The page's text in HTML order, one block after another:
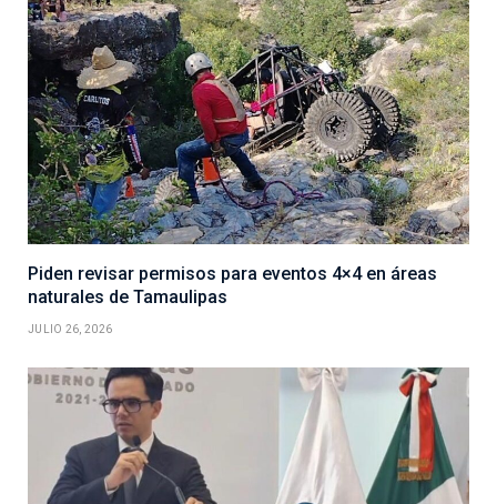
Piden revisar permisos para eventos 4×4 en áreas
naturales de Tamaulipas
JULIO 26, 2026